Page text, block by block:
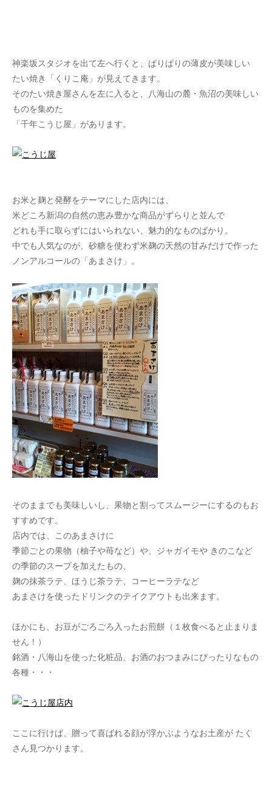
神楽坂スタジオを出て左へ行くと、ぱりぱりの薄皮が美味しい
たい焼き「くりこ庵」が見えてきます。
そのたい焼き屋さんを左に入ると、八海山の麓・魚沼の美味しい
ものを集めた
「千年こうじ屋」があります。
お米と麹と発酵をテーマにした店内には、
米どころ新潟の自然の恵み豊かな商品がずらりと並んで
どれも手に取らずにはいられない、魅力的なものばかり。
中でも人気なのが、砂糖を使わず米麹の天然の甘みだけで作った
ノンアルコールの「あまさけ」。
そのままでも美味しいし、果物と割ってスムージーにするのもお
すすめです。
店内では、このあまさけに
季節ごとの果物（柚子や苺など）や、ジャガイモや きのこなど
の季節のスープを加えたもの、
麹の抹茶ラテ、ほうじ茶ラテ、コーヒーラテなど
あまさけを使ったドリンクのテイクアウトも出来ます。
ほかにも、お豆がごろごろ入ったお煎餅（１枚食べると止まりま
せん！）
銘酒・八海山を使った化粧品、お酒のおつまみにぴったりなもの
各種・・・
ここに行けば、贈って喜ばれる顔が浮かぶようなお土産が たく
さん見つかります。